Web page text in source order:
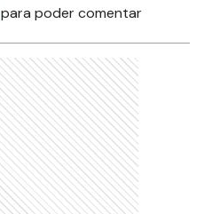
para poder comentar